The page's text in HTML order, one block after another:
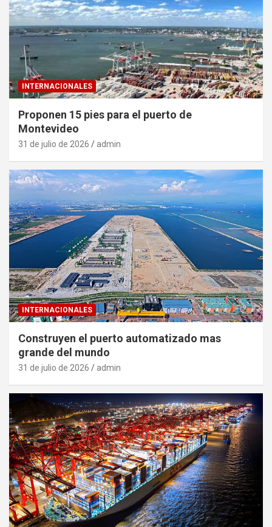
INTERNACIONALES
Proponen 15 pies para el puerto de
Montevideo
31 de julio de 2026 admin
INTERNACIONALES
Construyen el puerto automatizado mas
grande del mundo
31 de julio de 2026 admin